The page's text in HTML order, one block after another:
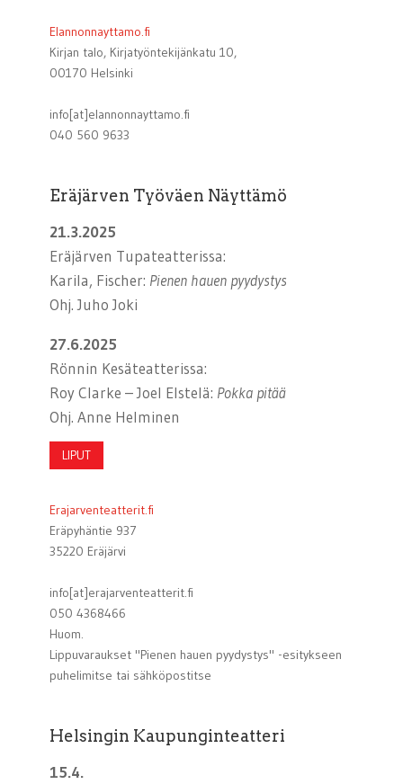
Elannonnayttamo.fi
Kirjan talo, Kirjatyöntekijänkatu 10,
00170 Helsinki
info[at]elannonnayttamo.fi
040 560 9633
Eräjärven Työväen Näyttämö
21.3.2025
Eräjärven Tupateatterissa:
Karila, Fischer: Pienen hauen pyydystys
Ohj. Juho Joki
27.6.2025
Rönnin Kesäteatterissa:
Roy Clarke – Joel Elstelä: Pokka pitää
Ohj. Anne Helminen
LIPUT
Erajarventeatterit.fi
Eräpyhäntie 937
35220 Eräjärvi
info[at]erajarventeatterit.fi
050 4368466
Huom.
Lippuvaraukset "Pienen hauen pyydystys" -esitykseen
puhelimitse tai sähköpostitse
Helsingin Kaupunginteatteri
15.4.